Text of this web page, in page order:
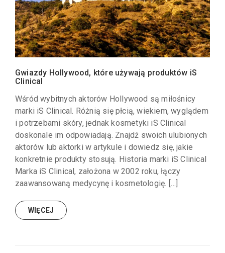
Gwiazdy Hollywood, które używają produktów iS
Clinical
Wśród wybitnych aktorów Hollywood są miłośnicy
marki iS Clinical. Różnią się płcią, wiekiem, wyglądem
i potrzebami skóry, jednak kosmetyki iS Clinical
doskonale im odpowiadają. Znajdź swoich ulubionych
aktorów lub aktorki w artykule i dowiedz się, jakie
konkretnie produkty stosują. Historia marki iS Clinical
Marka iS Clinical, założona w 2002 roku, łączy
zaawansowaną medycynę i kosmetologię. […]
WIĘCEJ